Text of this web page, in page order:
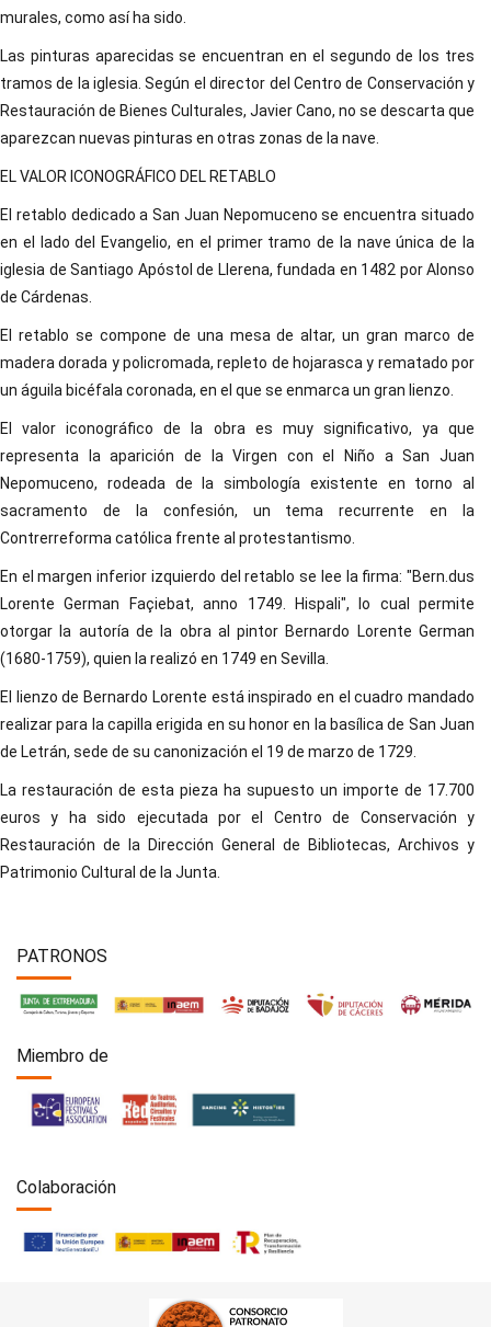
murales, como así ha sido.
Las pinturas aparecidas se encuentran en el segundo de los tres
tramos de la iglesia. Según el director del Centro de Conservación y
Restauración de Bienes Culturales, Javier Cano, no se descarta que
aparezcan nuevas pinturas en otras zonas de la nave.
EL VALOR ICONOGRÁFICO DEL RETABLO
El retablo dedicado a San Juan Nepomuceno se encuentra situado
en el lado del Evangelio, en el primer tramo de la nave única de la
iglesia de Santiago Apóstol de Llerena, fundada en 1482 por Alonso
de Cárdenas.
El retablo se compone de una mesa de altar, un gran marco de
madera dorada y policromada, repleto de hojarasca y rematado por
un águila bicéfala coronada, en el que se enmarca un gran lienzo.
El valor iconográfico de la obra es muy significativo, ya que
representa la aparición de la Virgen con el Niño a San Juan
Nepomuceno, rodeada de la simbología existente en torno al
sacramento de la confesión, un tema recurrente en la
Contrerreforma católica frente al protestantismo.
En el margen inferior izquierdo del retablo se lee la firma: "Bern.dus
Lorente German Façiebat, anno 1749. Hispali", lo cual permite
otorgar la autoría de la obra al pintor Bernardo Lorente German
(1680-1759), quien la realizó en 1749 en Sevilla.
El lienzo de Bernardo Lorente está inspirado en el cuadro mandado
realizar para la capilla erigida en su honor en la basílica de San Juan
de Letrán, sede de su canonización el 19 de marzo de 1729.
La restauración de esta pieza ha supuesto un importe de 17.700
euros y ha sido ejecutada por el Centro de Conservación y
Restauración de la Dirección General de Bibliotecas, Archivos y
Patrimonio Cultural de la Junta.
PATRONOS
Miembro de
Colaboración